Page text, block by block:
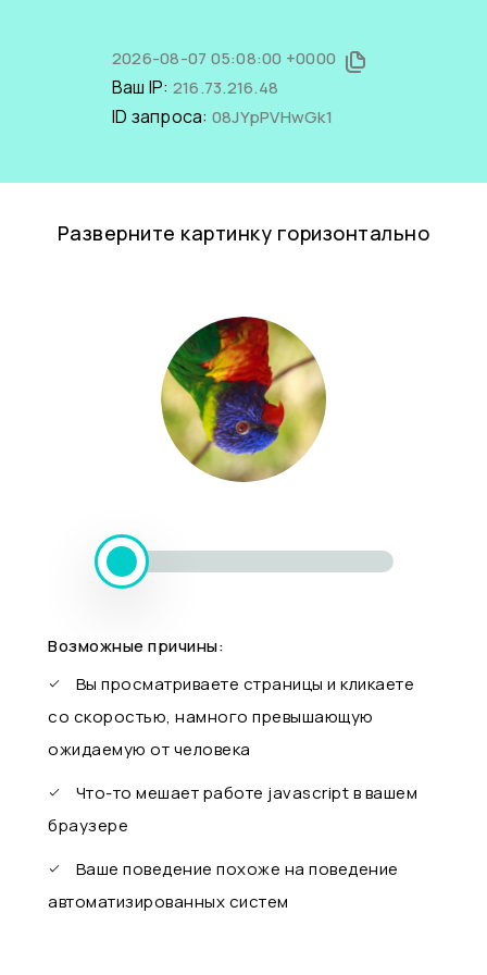
2026-08-07 05:08:00 +0000
Ваш IP: 216.73.216.48
ID запроса: 08JYpPVHwGk1
Разверните картинку горизонтально
Возможные причины:
Вы просматриваете страницы и кликаете
со скоростью, намного превышающую
ожидаемую от человека
Что-то мешает работе javascript в вашем
браузере
Ваше поведение похоже на поведение
автоматизированных систем